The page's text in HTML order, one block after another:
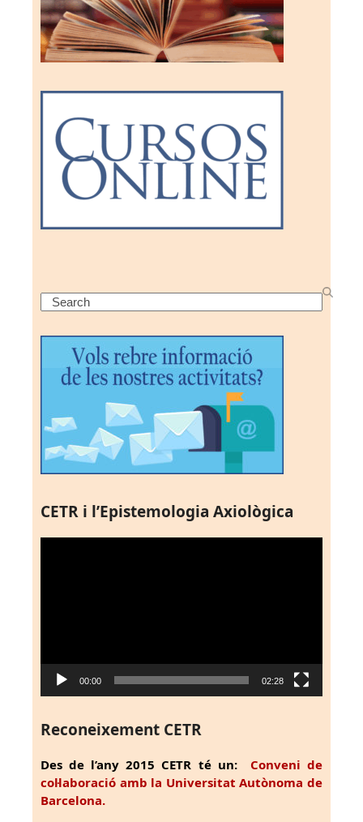
Search
CETR i l’Epistemologia Axiològica
00:00 02:28
Reconeixement CETR
Des de l’any 2015 CETR té un: Conveni de
col·laboració amb la Universitat Autònoma de
Barcelona.